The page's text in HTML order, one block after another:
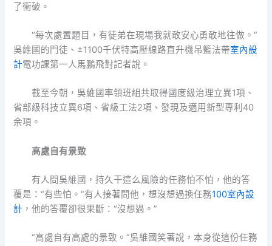
了衝破。
“每次處置題目，有徒弟在現場我就敢安心勇敢地往做。”
吳維國的門徒、±1100千伏特高壓線路直升機吊籃法帶室內設
計電功課第一人馬鵬飛對記者說。
截至今朝，吳維國率領班組共取得國度級治理立異1項、
省部級科技立異6項、省級工法2項、發現及適用新型專利40
余項。
高處自有景致
有人問吳維國，持久干這么風險的任務怕不怕，他的答
覆是：“有些怕。”有人接著問他，想沒想過換任務100室內設
計 ，他的答覆卻很果斷：“沒想過。”
“高處自有高處的景致。”吳維國笑著說，本身從這份任務